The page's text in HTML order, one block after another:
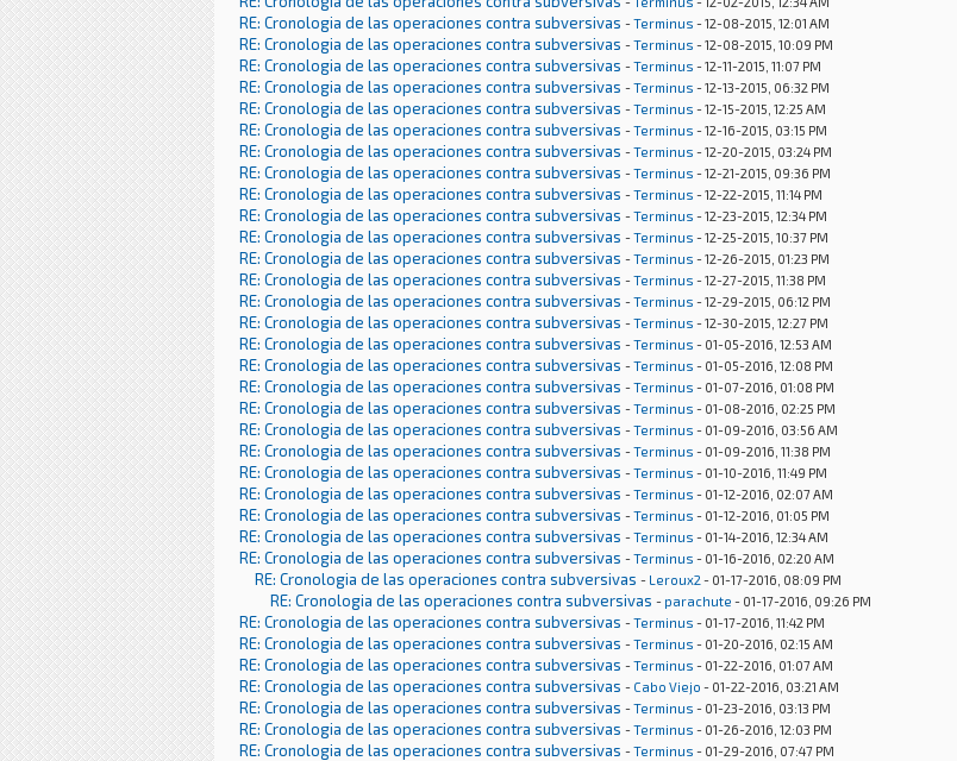
RE: Cronologia de las operaciones contra subversivas -Terminus - 12-08-2015, 12:01 AM
RE: Cronologia de las operaciones contra subversivas -Terminus - 12-08-2015, 10:09 PM
RE: Cronologia de las operaciones contra subversivas -Terminus - 12-11-2015, 11:07 PM
RE: Cronologia de las operaciones contra subversivas -Terminus - 12-13-2015, 06:32 PM
RE: Cronologia de las operaciones contra subversivas -Terminus - 12-15-2015, 12:25 AM
RE: Cronologia de las operaciones contra subversivas -Terminus - 12-16-2015, 03:15 PM
RE: Cronologia de las operaciones contra subversivas -Terminus - 12-20-2015, 03:24 PM
RE: Cronologia de las operaciones contra subversivas -Terminus - 12-21-2015, 09:36 PM
RE: Cronologia de las operaciones contra subversivas -Terminus - 12-22-2015, 11:14 PM
RE: Cronologia de las operaciones contra subversivas -Terminus - 12-23-2015, 12:34 PM
RE: Cronologia de las operaciones contra subversivas -Terminus - 12-25-2015, 10:37 PM
RE: Cronologia de las operaciones contra subversivas -Terminus - 12-26-2015, 01:23 PM
RE: Cronologia de las operaciones contra subversivas -Terminus - 12-27-2015, 11:38 PM
RE: Cronologia de las operaciones contra subversivas -Terminus - 12-29-2015, 06:12 PM
RE: Cronologia de las operaciones contra subversivas -Terminus - 12-30-2015, 12:27 PM
RE: Cronologia de las operaciones contra subversivas -Terminus - 01-05-2016, 12:53 AM
RE: Cronologia de las operaciones contra subversivas -Terminus - 01-05-2016, 12:08 PM
RE: Cronologia de las operaciones contra subversivas -Terminus - 01-07-2016, 01:08 PM
RE: Cronologia de las operaciones contra subversivas -Terminus - 01-08-2016, 02:25 PM
RE: Cronologia de las operaciones contra subversivas -Terminus - 01-09-2016, 03:56 AM
RE: Cronologia de las operaciones contra subversivas -Terminus - 01-09-2016, 11:38 PM
RE: Cronologia de las operaciones contra subversivas -Terminus - 01-10-2016, 11:49 PM
RE: Cronologia de las operaciones contra subversivas -Terminus - 01-12-2016, 02:07 AM
RE: Cronologia de las operaciones contra subversivas -Terminus - 01-12-2016, 01:05 PM
RE: Cronologia de las operaciones contra subversivas -Terminus - 01-14-2016, 12:34 AM
RE: Cronologia de las operaciones contra subversivas -Terminus - 01-16-2016, 02:20 AM
RE: Cronologia de las operaciones contra subversivas - Leroux2 - 01-17-2016, 08:09 PM
RE: Cronologia de las operaciones contra subversivas - parachute - 01-17-2016, 09:26 PM
RE: Cronologia de las operaciones contra subversivas -Terminus - 01-17-2016, 11:42 PM
RE: Cronologia de las operaciones contra subversivas -Terminus - 01-20-2016, 02:15 AM
RE: Cronologia de las operaciones contra subversivas -Terminus - 01-22-2016, 01:07 AM
RE: Cronologia de las operaciones contra subversivas - Cabo Viejo - 01-22-2016, 03:21 AM
RE: Cronologia de las operaciones contra subversivas -Terminus - 01-23-2016, 03:13 PM
RE: Cronologia de las operaciones contra subversivas -Terminus - 01-26-2016, 12:03 PM
RE: Cronologia de las operaciones contra subversivas -Terminus - 01-29-2016, 07:47 PM